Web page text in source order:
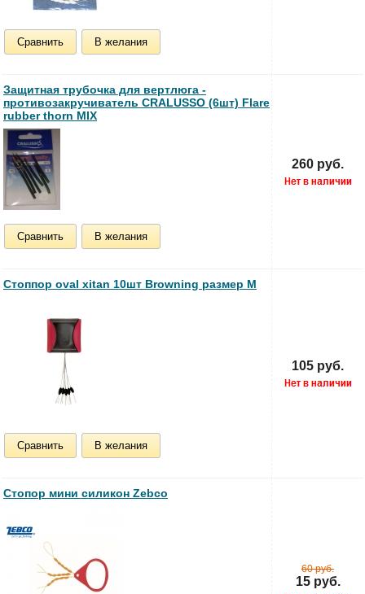
Сравнить В желания
Защитная трубочка для вертлюга -
противозакручиватель CRALUSSO (6шт) Flare
rubber thorn MIX
Сравнить В желания
260 руб.
Стоппор oval xitan 10шт Browning размер M
Сравнить В желания
105 руб.
Стопор мини силикон Zebco
60 руб.
15 руб.